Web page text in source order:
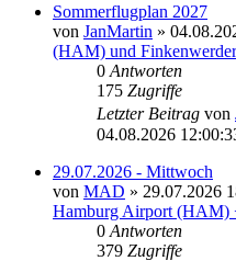
Sommerflugplan 2027
von JanMartin »
(HAM) und
0 Antworten
175 Zugriffe
Letzter Beitrag von
04.08.2026
29.07.2026 - Mittwoch
von MAD » 29.07.2026
Hamburg Airport (HAM)
0 Antworten
379 Zugriffe